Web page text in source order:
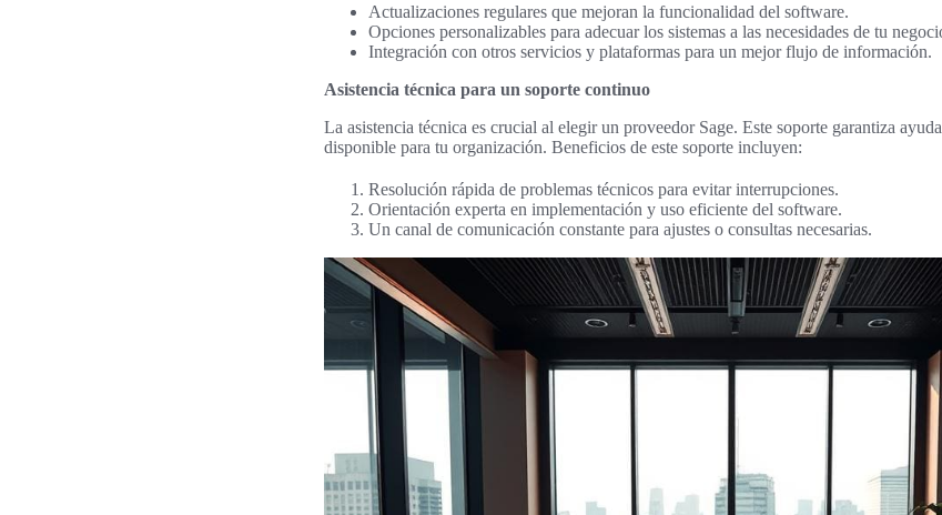
Actualizaciones regulares que mejoran la funcionalidad del software.
Opciones personalizables para adecuar los sistemas a las necesidades de tu
Integración con otros servicios y plataformas para un mejor flujo de información.
Asistencia técnica para un soporte continuo
La asistencia técnica es crucial al elegir un proveedor Sage. Este soporte garantiza
disponible para tu organización. Beneficios de este soporte incluyen:
Resolución rápida de problemas técnicos para evitar interrupciones.
Orientación experta en implementación y uso eficiente del software.
Un canal de comunicación constante para ajustes o consultas necesarias.